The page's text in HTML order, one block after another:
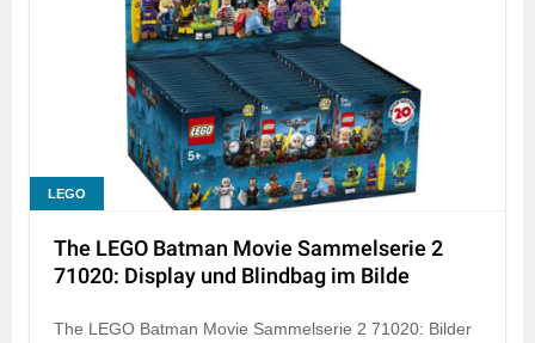
LEGO
The LEGO Batman Movie Sammelserie 2
71020: Display und Blindbag im Bilde
The LEGO Batman Movie Sammelserie 2 71020: Bilder